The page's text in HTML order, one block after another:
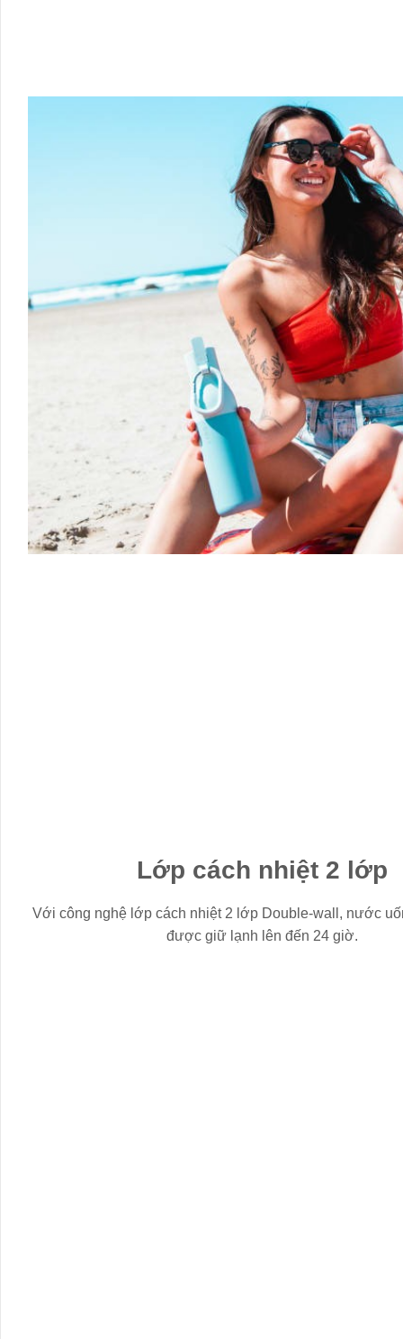
Lớp cách nhiệt 2 lớp
Với công nghệ lớp cách nhiệt 2 lớp Double-wall, nước
được giữ lạnh lên đến 24 giờ.